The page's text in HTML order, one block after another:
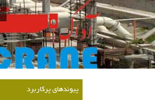
پیوندهای پركاربرد